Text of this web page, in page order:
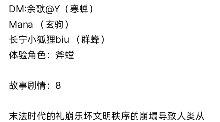
DM:余歌@Y（寒蝉）
Mana （玄驹）
长宁小狐狸biu （群蜂）
体验角色：斧螳
故事剧情：8
末法时代的礼崩乐坏文明秩序的崩塌导致人类从